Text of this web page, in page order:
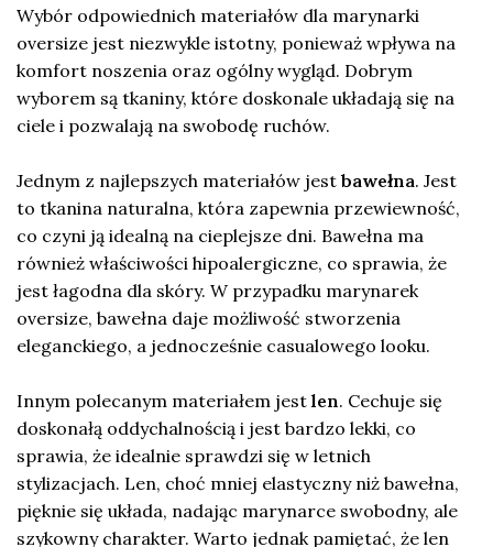
Wybór odpowiednich materiałów dla marynarki
oversize jest niezwykle istotny, ponieważ wpływa na
komfort noszenia oraz ogólny wygląd. Dobrym
wyborem są tkaniny, które doskonale układają się na
ciele i pozwalają na swobodę ruchów.
Jednym z najlepszych materiałów jest bawełna. Jest
to tkanina naturalna, która zapewnia przewiewność,
co czyni ją idealną na cieplejsze dni. Bawełna ma
również właściwości hipoalergiczne, co sprawia, że
jest łagodna dla skóry. W przypadku marynarek
oversize, bawełna daje możliwość stworzenia
eleganckiego, a jednocześnie casualowego looku.
Innym polecanym materiałem jest len. Cechuje się
doskonałą oddychalnością i jest bardzo lekki, co
sprawia, że idealnie sprawdzi się w letnich
stylizacjach. Len, choć mniej elastyczny niż bawełna,
pięknie się układa, nadając marynarce swobodny, ale
szykowny charakter. Warto jednak pamiętać, że len